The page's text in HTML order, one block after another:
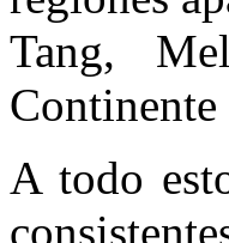
Tang,
A todo